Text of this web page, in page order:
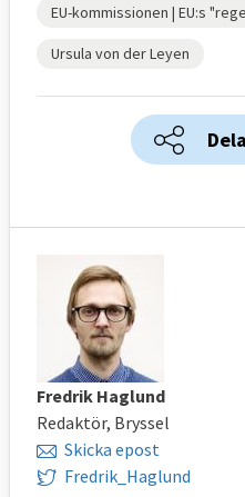
EU-kommissionen | EU:s
Ursula von der Leyen
Dela
Fredrik Haglund
Redaktör, Bryssel
Skicka epost
Fredrik_Haglund